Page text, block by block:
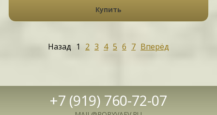
Купить
Назад 1 2 3 4 5 6 7 Вперёд
+7 (919) 760-72-07